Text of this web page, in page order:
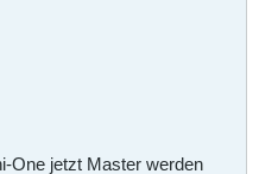
One jetzt Master werden